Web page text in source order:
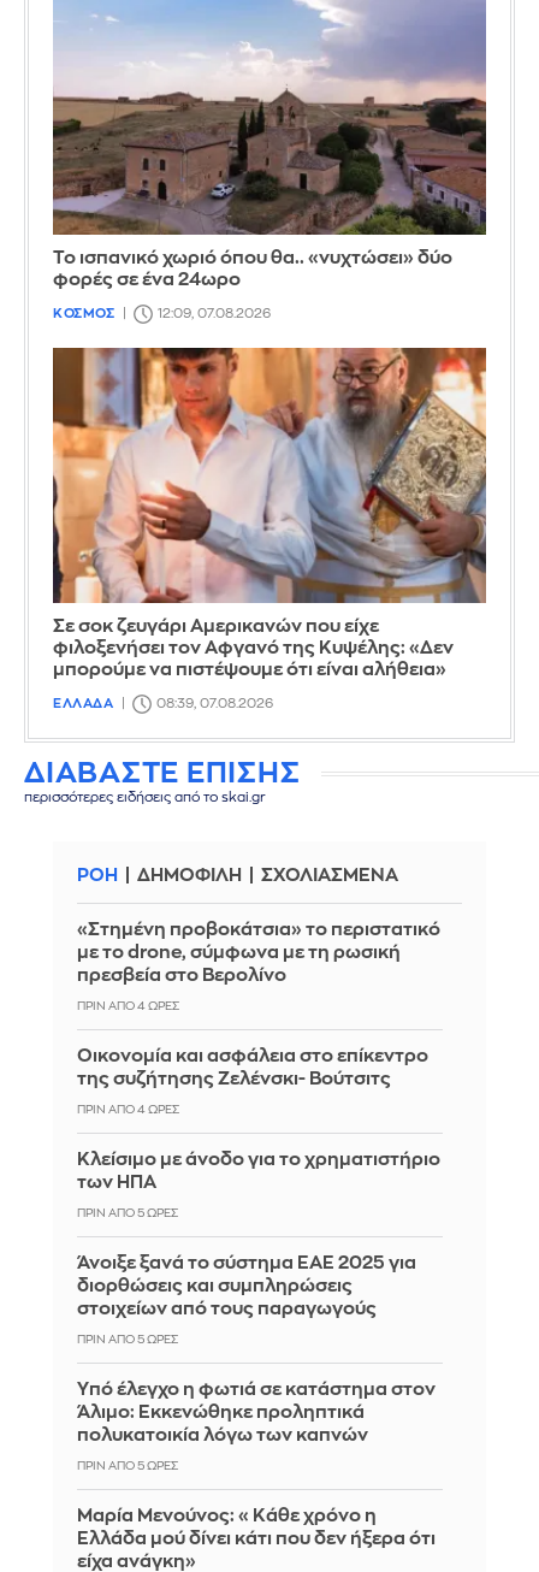
Το ισπανικό χωριό όπου θα.. «νυχτώσει» δύο
φορές σε ένα 24ωρο
ΚΟΣΜΟΣ 12:09, 07.08.2026
Σε σοκ ζευγάρι Αμερικανών που είχε
φιλοξενήσει τον Αφγανό της Κυψέλης: «Δεν
μπορούμε να πιστέψουμε ότι είναι αλήθεια»
ΕΛΛΑΔΑ 08:39, 07.08.2026
ΔΙΑΒΑΣΤΕ ΕΠΙΣΗΣ
περισσότερες ειδήσεις από το skai.gr
ΡΟΗ ΔΗΜΟΦΙΛΗ ΣΧΟΛΙΑΣΜΕΝΑ
«Στημένη προβοκάτσια» το περιστατικό
με το drone, σύμφωνα με τη ρωσική
πρεσβεία στο Βερολίνο
ΠΡΙΝ ΑΠΌ 4 ΏΡΕΣ
Οικονομία και ασφάλεια στο επίκεντρο
της συζήτησης Ζελένσκι- Βούτσιτς
ΠΡΙΝ ΑΠΌ 4 ΏΡΕΣ
Κλείσιμο με άνοδο για το χρηματιστήριο
των ΗΠΑ
ΠΡΙΝ ΑΠΌ 5 ΏΡΕΣ
Άνοιξε ξανά το σύστημα ΕΑΕ 2025 για
διορθώσεις και συμπληρώσεις
στοιχείων από τους παραγωγούς
ΠΡΙΝ ΑΠΌ 5 ΏΡΕΣ
Yπό έλεγχο η φωτιά σε κατάστημα στον
Άλιμο: Εκκενώθηκε προληπτικά
πολυκατοικία λόγω των καπνών
ΠΡΙΝ ΑΠΌ 5 ΏΡΕΣ
Μαρία Μενούνος: «Κάθε χρόνο η
Ελλάδα μού δίνει κάτι που δεν ήξερα ότι
είχα ανάγκη»